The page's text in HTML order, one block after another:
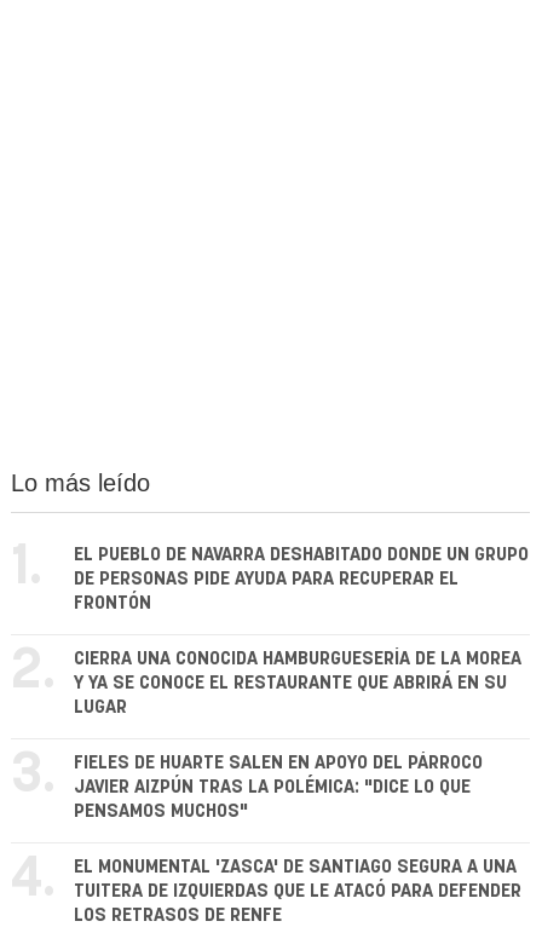
Lo más leído
1.
EL PUEBLO DE NAVARRA DESHABITADO DONDE UN GRUPO
DE PERSONAS PIDE AYUDA PARA RECUPERAR EL
FRONTÓN
2.
CIERRA UNA CONOCIDA HAMBURGUESERÍA DE LA MOREA
Y YA SE CONOCE EL RESTAURANTE QUE ABRIRÁ EN SU
LUGAR
3.
FIELES DE HUARTE SALEN EN APOYO DEL PÁRROCO
JAVIER AIZPÚN TRAS LA POLÉMICA: "DICE LO QUE
PENSAMOS MUCHOS"
4.
EL MONUMENTAL 'ZASCA' DE SANTIAGO SEGURA A UNA
TUITERA DE IZQUIERDAS QUE LE ATACÓ PARA DEFENDER
LOS RETRASOS DE RENFE